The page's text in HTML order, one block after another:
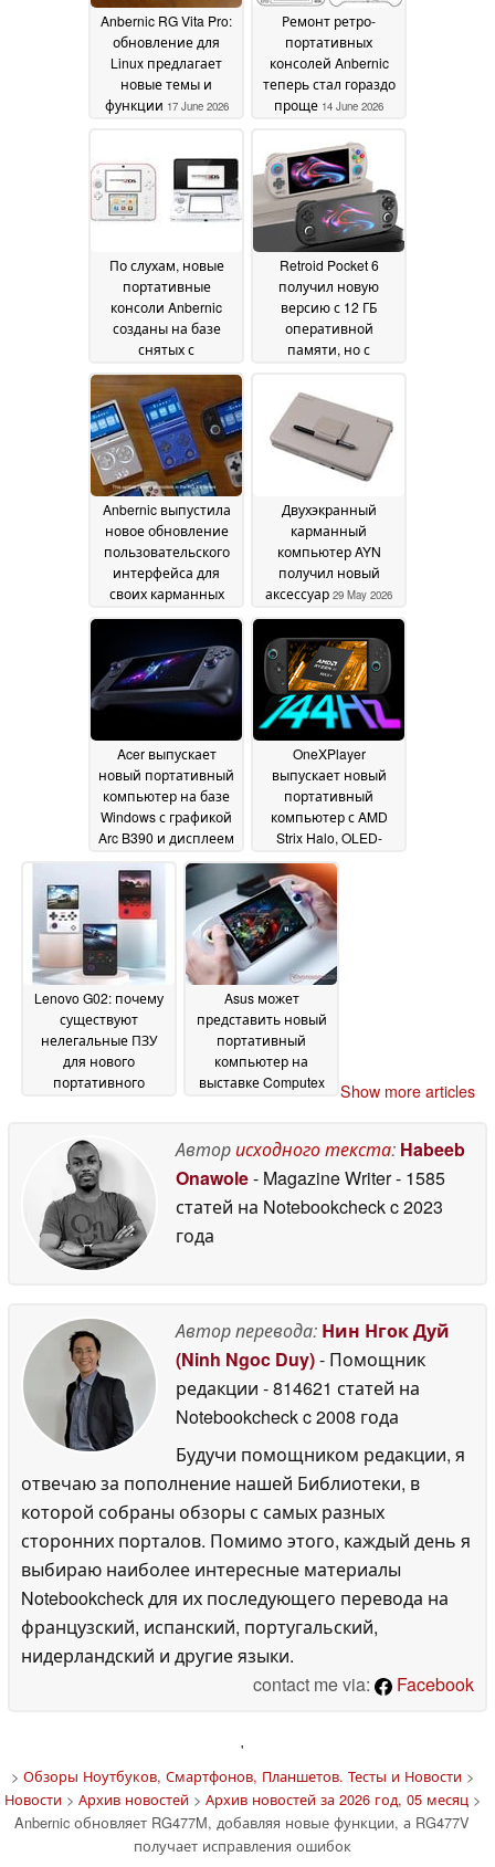
Anbernic RG Vita Pro:
обновление для
Linux предлагает
новые темы и
функции 17 June 2026
Ремонт ретро-
портативных
консолей Anbernic
теперь стал гораздо
проще 14 June 2026
По слухам, новые
портативные
консоли Anbernic
созданы на базе
снятых с
моделей Nintendo
June 2026
Retroid Pocket 6
получил новую
версию с 12 ГБ
оперативной
памяти, но с
встроенной памяти
13 June 2026
Anbernic выпустила
новое обновление
пользовательского
интерфейса для
своих карманных
Двухэкранный
карманный
компьютер AYN
получил новый
аксессуар 29 May 2026
Acer выпускает
новый портативный
компьютер на базе
Windows с графикой
Arc B390 и дисплеем
28 May 2026
OneXPlayer
выпускает новый
портативный
компьютер с AMD
Strix Halo, OLED-
700 нит и
жидкостным
охлаждением
2026
Lenovo G02: почему
существуют
нелегальные ПЗУ
для нового
портативного
Asus может
представить новый
портативный
компьютер на
выставке Computex
Show more articles
Авторисходного текста: Habeeb
Onawole- Magazine Writer- 1585
статей на Notebookcheckc 2023
года
Автор перевода: Нин Нгок Дуй
(Ninh Ngoc Duy)- Помощник
редакции - 814621 статей на
Notebookcheckc 2008 года
Будучи помощником редакции, я
отвечаю за пополнение нашей Библиотеки, в
которой собраны обзоры с самых разных
сторонних порталов. Помимо этого, каждый день я
выбираю наиболее интересные материалы
Notebookcheck для их последующего перевода на
французский, испанский, португальский,
нидерландский и другие языки.
contact me via:
Facebook
'
> Обзоры Ноутбуков, Смартфонов, Планшетов. Тесты и Новости>
Новости> Архив новостей> Архив новостей за 2026 год, 05 месяц>
Anbernic обновляет RG477M, добавляя новые функции, а RG477V
получает исправления ошибок